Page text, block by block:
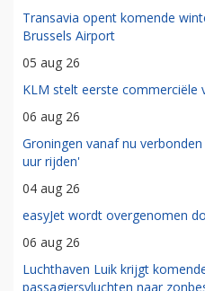
Transavia opent komende
Brussels Airport
05 aug 26
KLM stelt eerste commerciële
06 aug 26
Groningen vanaf nu
uur rijden'
04 aug 26
easyJet wordt overgenomen
06 aug 26
Luchthaven Luik krijgt
passagiersvluchten naar